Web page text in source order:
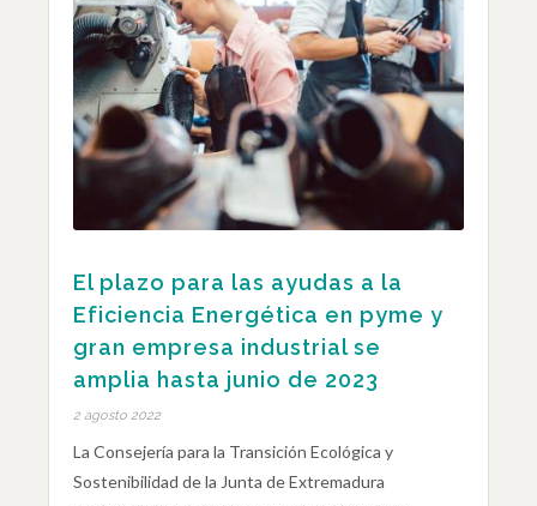
El plazo para las ayudas a la
Eficiencia Energética en pyme y
gran empresa industrial se
amplia hasta junio de 2023
2 agosto 2022
La Consejería para la Transición Ecológica y
Sostenibilidad de la Junta de Extremadura